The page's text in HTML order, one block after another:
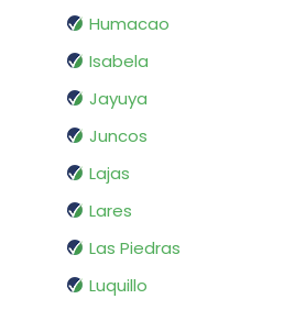
Humacao
Isabela
Jayuya
Juncos
Lajas
Lares
Las Piedras
Luquillo